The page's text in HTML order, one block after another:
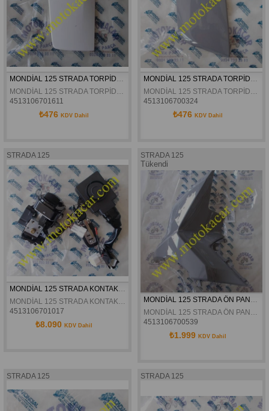
MONDİAL 125 STRADA TORPİDO KAPAĞI BEYAZ ORJİNAL
MONDİAL 125 STRADA TORPİDO KAPAĞI BEYAZ ORJİNAL
4513106701611
₺476 KDV Dahil
MONDİAL 125 STRADA TORPİDO KAPAĞI GRİ ORJİNAL
MONDİAL 125 STRADA TORPİDO KAPAĞI GRİ ORJİNAL
4513106700324
₺476 KDV Dahil
STRADA 125
MONDİAL 125 STRADA KONTAK SETİ ORJİNAL
MONDİAL 125 STRADA KONTAK SETİ ORJİNAL
4513106701017
₺8.090 KDV Dahil
STRADA 125
Tükendi
MONDİAL 125 STRADA ÖN PANEL SOL GRİ ORJİNAL
MONDİAL 125 STRADA ÖN PANEL SOL GRİ ORJİNAL
4513106700539
₺1.999 KDV Dahil
STRADA 125 STRADA 125